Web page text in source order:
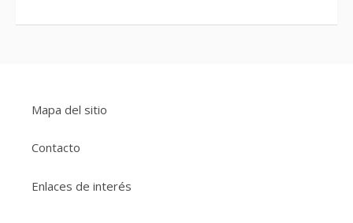
Mapa del sitio
Contacto
Enlaces de interés